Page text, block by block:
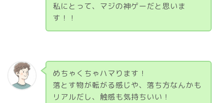
私にとって、マジの神ゲーだと思いま
す！！
めちゃくちゃハマります！
落とす物が転がる感じや、落ち方なんかも
リアルだし、触感も気持ちいい！